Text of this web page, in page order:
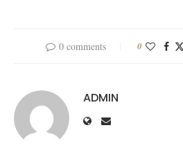
0 comments 0
ADMIN